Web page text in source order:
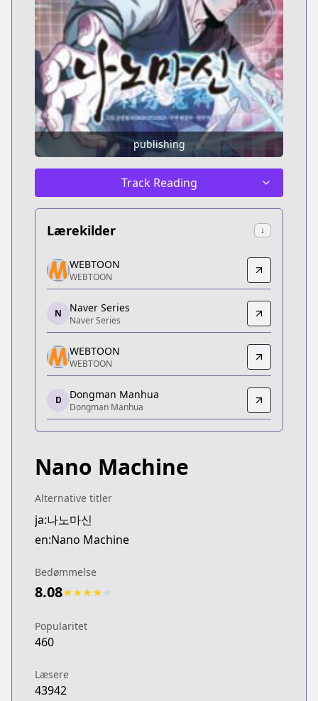
publishing
Track Reading
Lærekilder ↓
WEBTOON
WEBTOON
https://www.webtoons.com/zh-hant/martial-arts/
Naver Series
Naver Series
https://series.naver.com/comic/
WEBTOON
WEBTOON
https://www.webtoons.com/zh-hant/martial-arts/
Dongman Manhua
Dongman Manhua
WEBTOON
https://www.webtoons.com/th/action/nano-
WEBTOON
WEBTOON
WEBTOON
WEBTOON
https://www.webtoons.com/en/action/nano-
Naver Webtoon
WEBTOON
WEBTOON
N Naver Series
Naver Series
WEBTOON
WEBTOON
D Dongman Manhua
Dongman Manhua
Nano Machine
Alternative titler
ja:나노마신
en:Nano Machine
Bedømmelse
8.08★★★★
Popularitet
460
Læsere
43942